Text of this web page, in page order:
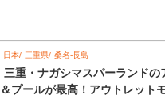
日本 三重県 桑名-長島
三重・ナガシマスパーランドの
＆プールが最高！アウトレット